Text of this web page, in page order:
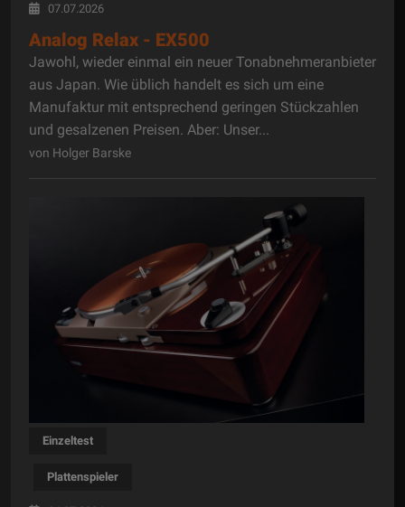
07.07.2026
Analog Relax - EX500
Jawohl, wieder einmal ein neuer Tonabnehmeranbieter
aus Japan. Wie üblich handelt es sich um eine
Manufaktur mit entsprechend geringen Stückzahlen
und gesalzenen Preisen. Aber: Unser...
von Holger Barske
Einzeltest
Plattenspieler